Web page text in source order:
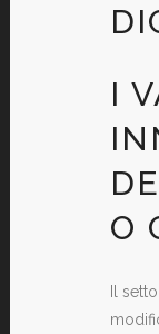
I
O
Il